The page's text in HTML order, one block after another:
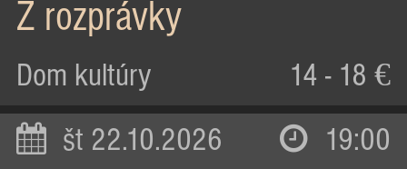
Z rozprávky
Dom kultúry 14 - 18 €
št 22.10.2026 19:00